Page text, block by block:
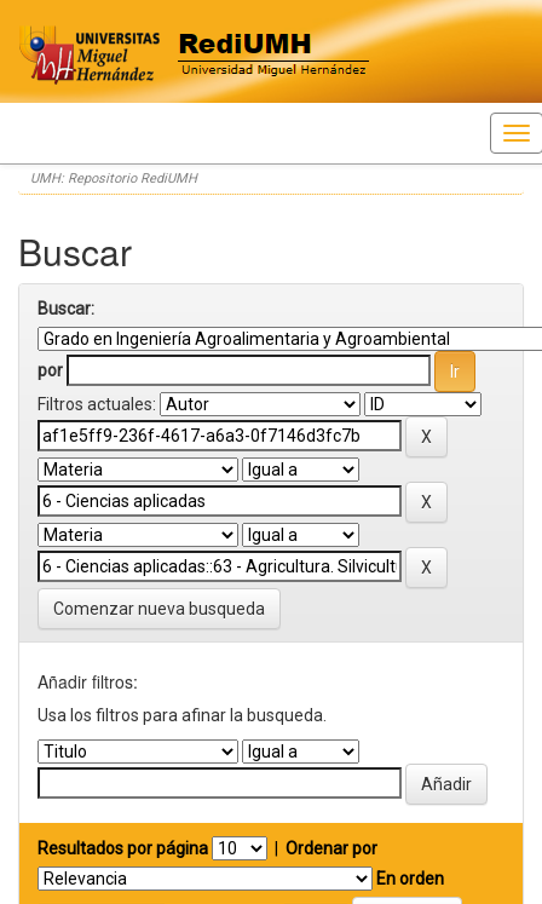
Skip
navigation
UMH: Repositorio RediUMH
Buscar
Buscar:
por
Filtros actuales:
Comenzar nueva busqueda
Añadir filtros:
Usa los filtros para afinar la busqueda.
Resultados por página
Ordenar por
En orden